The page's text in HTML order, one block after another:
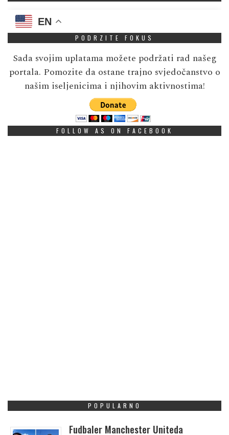
EN
PODRZITE FOKUS
Sada svojim uplatama možete podržati rad našeg
portala. Pomozite da ostane trajno svjedočanstvo o
našim iseljenicima i njihovim aktivnostima!
FOLLOW AS ON FACEBOOK
POPULARNO
Fudbaler Manchester Uniteda